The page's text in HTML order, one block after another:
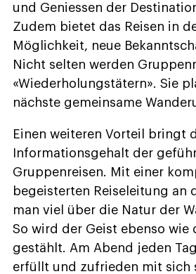
und Geniessen der
Zudem bietet das Reisen in
Möglichkeit, neue
Nicht selten werden
«Wiederholungstätern». Sie
nächste gemeinsame
Einen weiteren Vorteil bringt
Informationsgehalt der
Gruppenreisen. Mit einer
begeisterten Reiseleitung an
man viel über die Natur der
So wird der Geist ebenso wie
gestählt. Am Abend jeden
erfüllt und zufrieden mit sich